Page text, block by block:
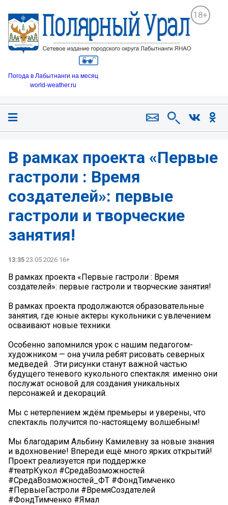
18+
Погода в Лабытнанги на месяц
world-weather.ru
В рамках проекта «Первые
гастроли : Время
создателей»: первые
гастроли и творческие
занятия!
13:35 23.05.2026 16+
В рамках проекта «Первые гастроли : Время
создателей»: первые гастроли и творческие занятия!
В рамках проекта продолжаются образовательные
занятия, где юные актеры кукольники с увлечением
осваивают новые техники.
Особенно запомнился урок с нашим педагогом-
художником — она учила ребят рисовать северных
медведей . Эти рисунки станут важной частью
будущего теневого кукольного спектакля: именно они
послужат основой для создания уникальных
персонажей и декораций.
Мы с нетерпением ждём премьеры и уверены, что
спектакль получится по-настоящему волшебным!
Мы благодарим Альбину Камилевну за новые знания
и вдохновение! Впереди ещё много ярких открытий!
Проект реализуется при поддержке
#театрКукол #СредаВозможностей
#СредаВозможностей_ФТ #ФондТимченко
#ПервыеГастроли #ВремяСоздателей
#ФондТимченко #Ямал